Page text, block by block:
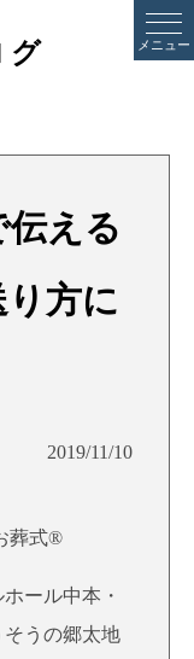
メニュー
グ
える
方に
2019/11/10
葬式®
ール中本・
うの郷太地